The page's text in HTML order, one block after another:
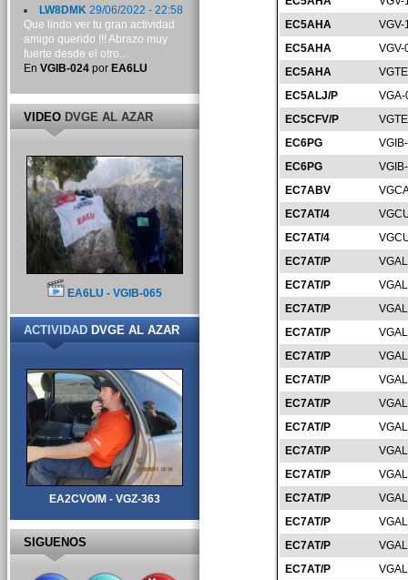
EC5AHA
VGV-
EC5AHA
VGV-
EC5AHA
EC5ALJ/P
EC5CFV/P
EC6PG
EC6PG
EC7ABV
EC7AT/4
EC7AT/4
EC7AT/P
EC7AT/P
EC7AT/P
EC7AT/P
EC7AT/P
EC7AT/P
EC7AT/P
EC7AT/P
EC7AT/P
EC7AT/P
EC7AT/P
EC7AT/P
EC7AT/P
EC7AT/P
LW8DMK29/06/2022 - 22:58
Que lindo ver tu gran actividad
amigo querido !!! Abrazo muy
fuerte desde el otro...
En VGIB-024por EA6LU
VIDEODVGE AL AZAR
EA6LU - VGIB-065
ACTIVIDADDVGE AL AZAR
EA2CVO/M - VGZ-363
SIGUENOS